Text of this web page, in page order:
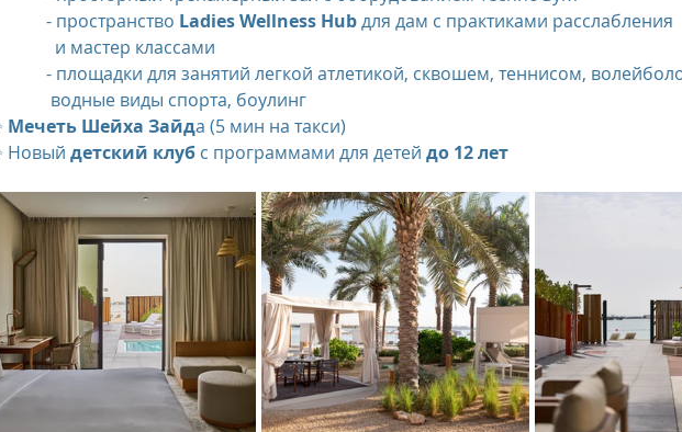
   - пространство
Ladies Wellness Hub для дам с практиками расслабления
     и мастер классами
    водные виды спорта, боулинг
Мечеть Шейха Зайда (5 мин на такси)
Новый детский клуб с программами для детей до 12 лет